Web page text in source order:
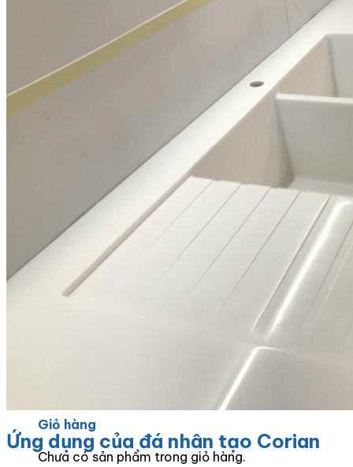
Đá Cầu Thang
Đá Bàn Bếp
Đá Bàn Bếp
Đá Ốp Mặt Tiền
Đá Ốp Cột
Đá Ốp Mộ
Đá Ốp Thang Máy
Đá Ốp Bàn Bếp Nhân Tạo
Đá Ốp Bếp Tự Nhiên
Tranh đá
Tranh Đá Granite Đối Xứng
Tranh Đá Marble Đối Xứng
Tranh Đá Sơn Thủy Xuyên Sáng
Giỏ hàng
Chưa có sản phẩm trong giỏ hàng.
Ứng dụng của đá nhân tạo Corian